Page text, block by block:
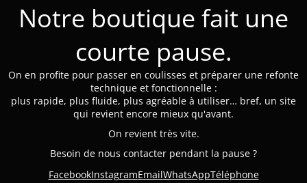
Notre boutique fait une
courte pause.
On en profite pour passer en coulisses et préparer une refonte
technique et fonctionnelle :
plus rapide, plus fluide, plus agréable à utiliser… bref, un site
qui revient encore mieux qu'avant.
On revient très vite.
Besoin de nous contacter pendant la pause ?
FacebookInstagramEmailWhatsAppTéléphone